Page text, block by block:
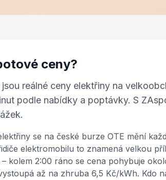
ceny?
reálné ceny elektřiny na
podle nabídky a poptávky. S
se na české burze OTE mění
elektromobilu to znamená velkou
kolem 2:00 ráno se cena pohybuje
až na zhruba 6,5 Kč/kWh. Kdo